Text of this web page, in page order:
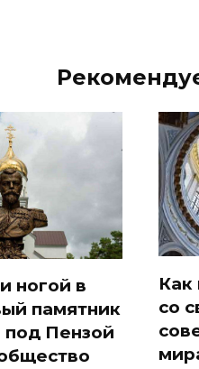
ногой в
памятник
Пензой
Как
со